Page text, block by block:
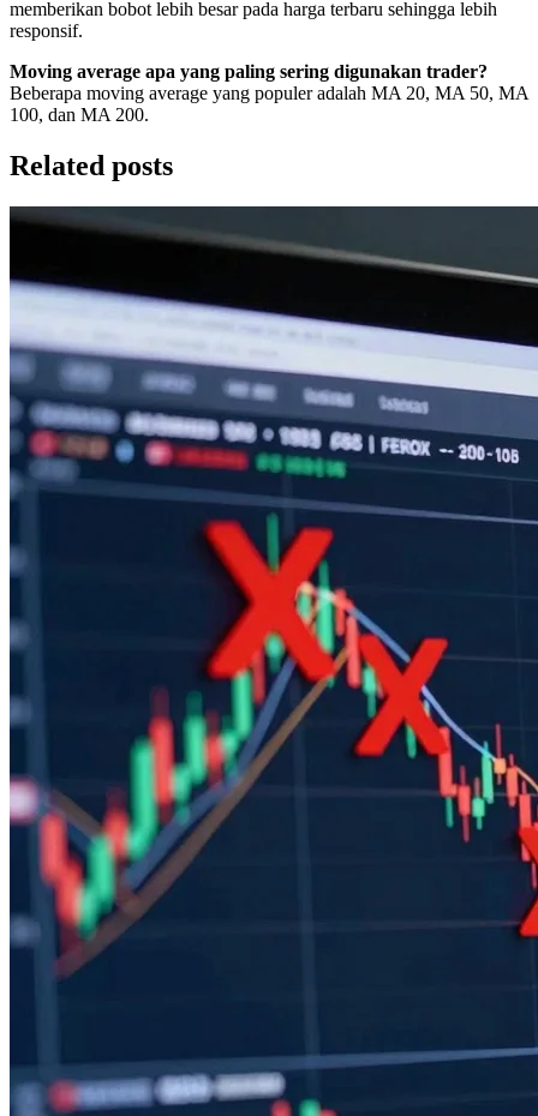
memberikan bobot lebih besar pada harga terbaru sehingga lebih
responsif.
Moving average apa yang paling sering digunakan trader?
Beberapa moving average yang populer adalah MA 20, MA 50, MA
100, dan MA 200.
Related posts